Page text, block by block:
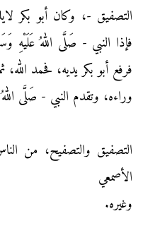
التصفيق -، وكان أبو بكر
فإذا النبي - صَلَّى اللهُ
فرفع أبو بكر يديه، فحمد
وراءه، وتقدم النبي - صَلَّى
التصفيق والتصفيح، من
الأصمعي
وغيره.